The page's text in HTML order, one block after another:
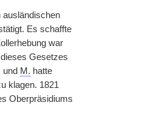
ausländischen
Es schaffte
war
Gesetzes
und M. hatte
klagen. 1821
Oberpräsidiums